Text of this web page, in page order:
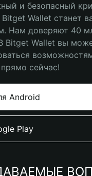
и безопасный
Bitget Wallet станет
Нам доверяют 40
Bitget Wallet вы
сейчас!
Android
Play